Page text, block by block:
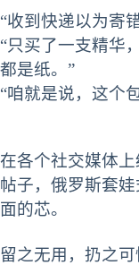
“收到快递以为寄
“只买了一支精华
都是纸。”
“咱就是说，这个
在各个社交媒体
帖子，俄罗斯套
面的芯。
留之无用，扔之